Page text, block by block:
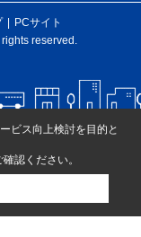
PCサイト
reserved.
ビス向上検討を目的と
確認ください。